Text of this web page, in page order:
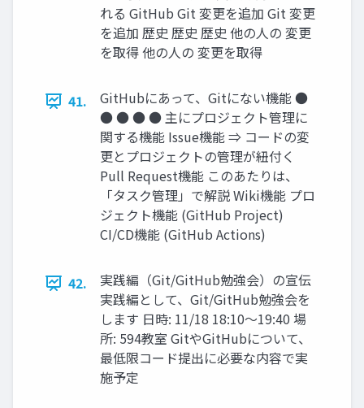
れる GitHub Git 変更を追加 Git 変更
を追加 歴史 歴史 歴史 他の⼈の 変更
を取得 他の⼈の 変更を取得
41.
GitHubにあって、Gitにない機能 ●
● ● ● ● 主にプロジェクト管理に
関する機能 Issue機能 ⇒ コードの変
更とプロジェクトの管理が紐付く
Pull Request機能 このあたりは、
「タスク管理」で解説 Wiki機能 プロ
ジェクト機能 (GitHub Project)
CI/CD機能 (GitHub Actions)
42.
実践編（Git/GitHub勉強会）の宣伝
実践編として、Git/GitHub勉強会を
します ⽇時: 11/18 18:10〜19:40 場
所: 594教室 GitやGitHubについて、
最低限コード提出に必要な内容で実
施予定